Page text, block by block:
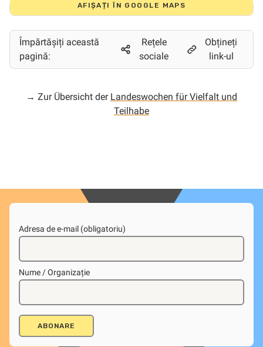
AFIȘAȚI ÎN GOOGLE MAPS
Împărtășiți această
pagină:
Rețele
sociale
Obțineți
link-ul
→ Zur Übersicht der Landeswochen für Vielfalt und
Teilhabe
Adresa de e-mail (obligatoriu)
Nume / Organizație